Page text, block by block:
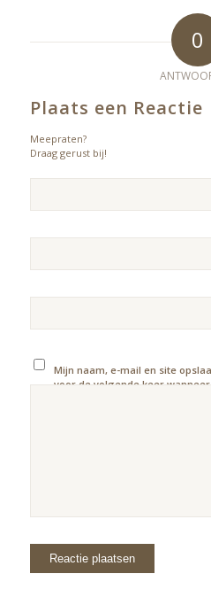
0
Plaats een Reactie
Meepraten?
Draag gerust bij!
Mijn naam, e-mail en site
voor de volgende keer